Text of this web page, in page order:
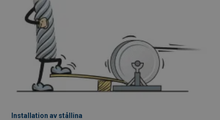
Installation av stållina